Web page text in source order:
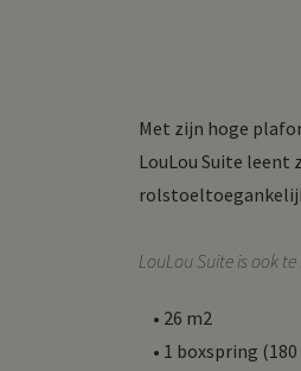
Met zijn hoge
LouLou Suite leent
LouLou Suite is ook
• 26 m2
• 1 boxspring (180